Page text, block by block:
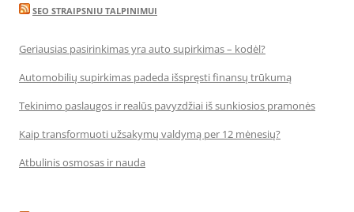
SEO STRAIPSNIU TALPINIMUI
Geriausias pasirinkimas yra auto supirkimas – kodėl?
Automobilių supirkimas padeda išspręsti finansų trūkumą
Tekinimo paslaugos ir realūs pavyzdžiai iš sunkiosios pramonės
Kaip transformuoti užsakymų valdymą per 12 mėnesių?
Atbulinis osmosas ir nauda